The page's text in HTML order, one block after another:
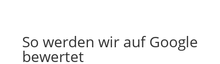
So werden wir auf Google
bewertet